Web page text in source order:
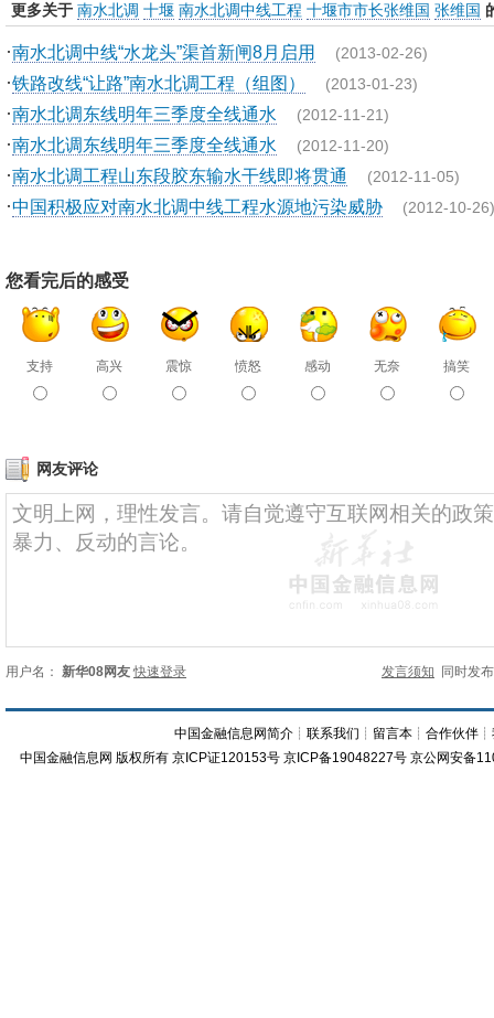
更多关于 南水北调 十堰 南水北调中线工程 十堰市市长张维国 张维国
·南水北调中线“水龙头”渠首新闸8月启用 (2013-02-26)
·铁路改线“让路”南水北调工程（组图） (2013-01-23)
·南水北调东线明年三季度全线通水 (2012-11-21)
·南水北调东线明年三季度全线通水 (2012-11-20)
·南水北调工程山东段胶东输水干线即将贯通 (2012-11-05)
·中国积极应对南水北调中线工程水源地污染威胁 (2012-10-26)
您看完后的感受
支持 高兴 震惊 愤怒 感动 无奈 搞笑
网友评论
用户名： 新华08网友 快速登录 发言须知 同时发
中国金融信息网简介 ┊联系我们 ┊ 留言本 ┊合作伙伴 ┊
中国金融信息网 版权所有 京ICP证120153号 京ICP备19048227号 京公网安备